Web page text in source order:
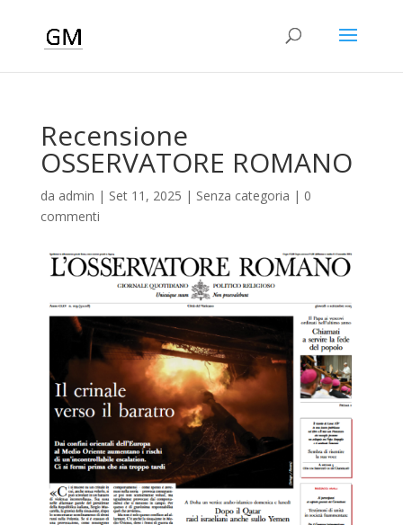
Recensione
OSSERVATORE ROMANO
da admin | Set 11, 2025 | Senza categoria | 0
commenti